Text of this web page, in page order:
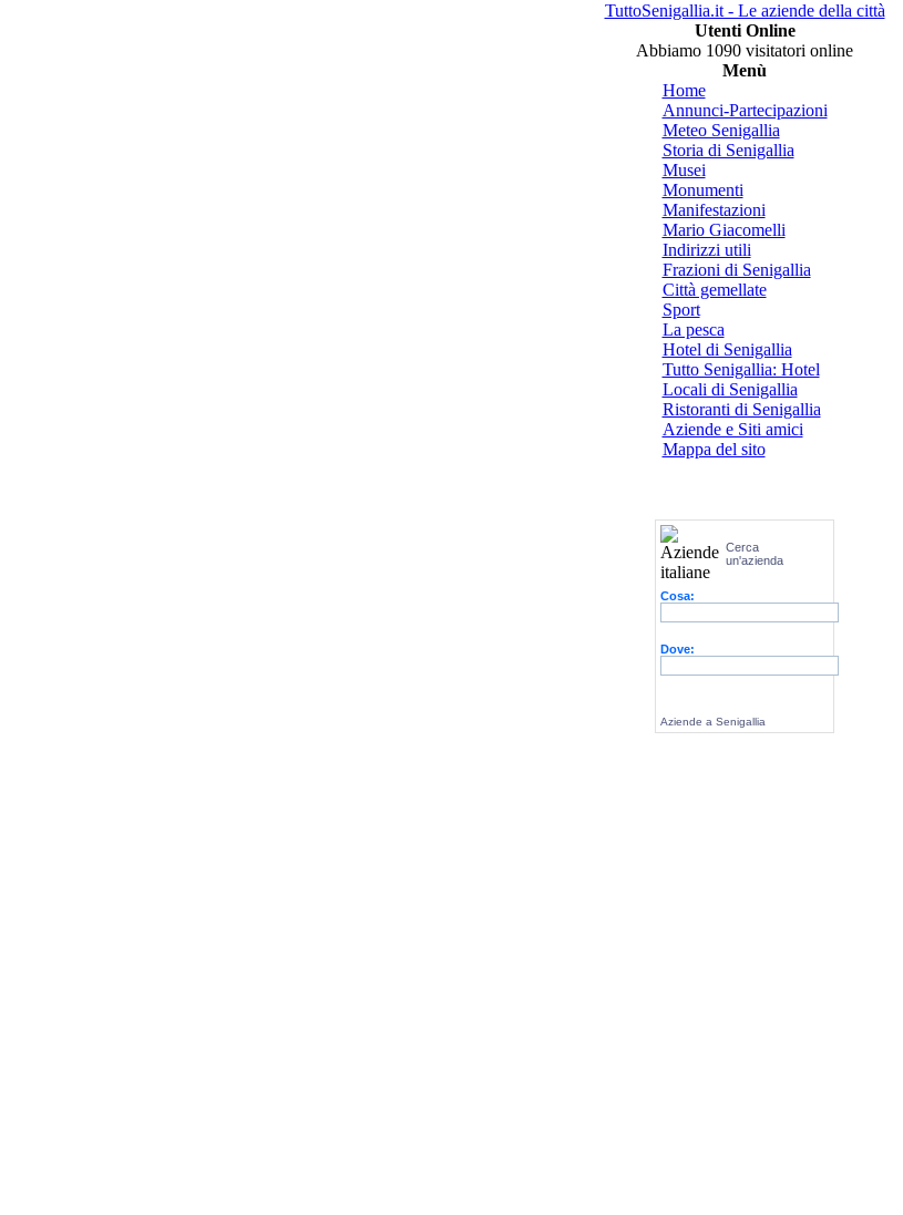
TuttoSenigallia.it - Le aziende della città
Utenti Online
Abbiamo 1090 visitatori online
Menù
Home
Annunci-Partecipazioni
Meteo Senigallia
Storia di Senigallia
Musei
Monumenti
Manifestazioni
Mario Giacomelli
Indirizzi utili
Frazioni di Senigallia
Città gemellate
Sport
La pesca
Hotel di Senigallia
Tutto Senigallia: Hotel
Locali di Senigallia
Ristoranti di Senigallia
Aziende e Siti amici
Mappa del sito
Cerca
un'azienda
Cosa:
Dove:
Aziende a Senigallia